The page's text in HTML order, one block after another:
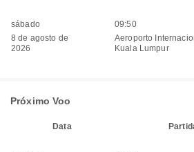
sábado
8 de agosto de
2026
09:50
Aeroporto
Kuala Lumpur
Próximo Voo
Data